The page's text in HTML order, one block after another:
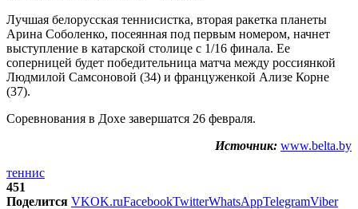
Лучшая белорусская теннисистка, вторая ракетка планеты
Арина Соболенко, посеянная под первым номером, начнет
выступление в катарской столице с 1/16 финала. Ее
соперницей будет победительница матча между россиянкой
Людмилой Самсоновой (34) и француженкой Ализе Корне
(37).
Соревнования в Дохе завершатся 26 февраля.
Источник: www.belta.by
теннис
451
Поделится VKOK.ruFacebookTwitterWhatsAppTelegramViber